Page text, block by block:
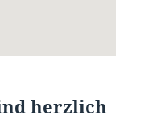
herzlich